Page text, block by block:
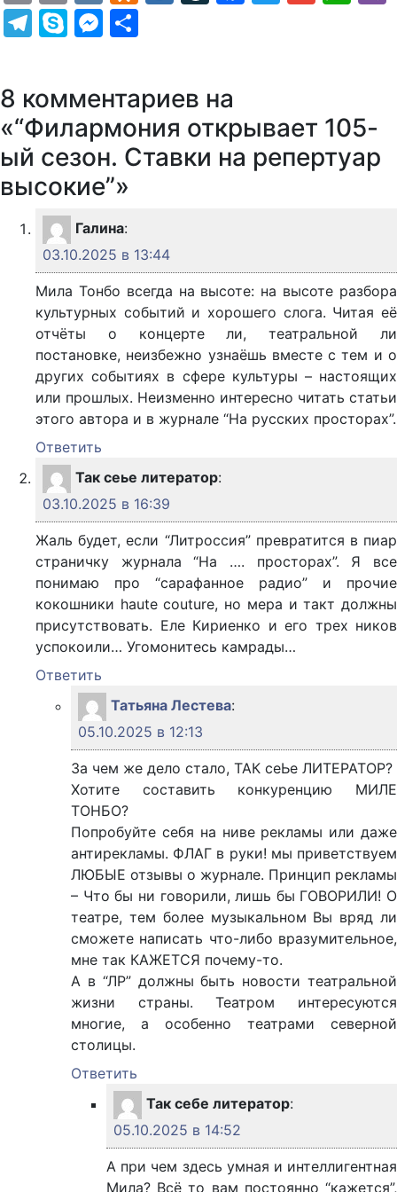
Telegram
SkypeMessenger
8 комментариев на
«“Филармония открывает 105-
ый сезон. Ставки на репертуар
высокие”»
Галина:
03.10.2025 в 13:44
Мила Тонбо всегда на высоте: на высоте разбора
культурных событий и хорошего слога. Читая её
отчёты о концерте ли, театральной ли
постановке, неизбежно узнаёшь вместе с тем и о
других событиях в сфере культуры – настоящих
или прошлых. Неизменно интересно читать статьи
этого автора и в журнале “На русских просторах”.
Ответить
Так сеье литератор:
03.10.2025 в 16:39
Жаль будет, если “Литроссия” превратится в пиар
страничку журнала “На …. просторах”. Я все
понимаю про “сарафанное радио” и прочие
кокошники haute couture, но мера и такт должны
присутствовать. Еле Кириенко и его трех ников
успокоили… Угомонитесь камрады…
Ответить
Татьяна Лестева:
05.10.2025 в 12:13
За чем же дело стало, ТАК сеЬе ЛИТЕРАТОР?
Хотите составить конкуренцию МИЛЕ
ТОНБО?
Попробуйте себя на ниве рекламы или даже
антирекламы. ФЛАГ в руки! мы приветствуем
ЛЮБЫЕ отзывы о журнале. Принцип рекламы
– Что бы ни говорили, лишь бы ГОВОРИЛИ! О
театре, тем более музыкальном Вы вряд ли
сможете написать что-либо вразумительное,
мне так КАЖЕТСЯ почему-то.
А в “ЛР” должны быть новости театральной
жизни страны. Театром интересуются
многие, а особенно театрами северной
столицы.
Ответить
Так себе литератор:
05.10.2025 в 14:52
А при чем здесь умная и интеллигентная
Мила? Всё то вам постоянно “кажется”,